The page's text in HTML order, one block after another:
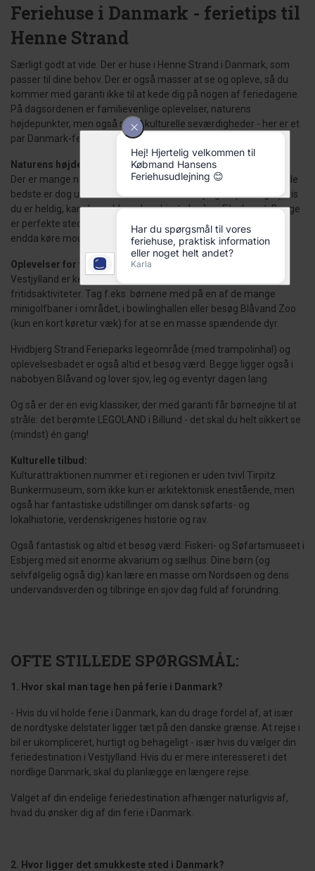
Feriehuse i Danmark - ferietips til
Henne Strand
Særligt godt at vide: Der er huse i Henne Strand i Danmark, som
passer til dine behov. Der er også masser at se og opleve, så du
kommer med garanti ikke til at kede dig på nogen af feriedagene.
På dagsordenen er familievenlige oplevelser, naturens
højdepunkter, men også store kulturelle seværdigheder - her er et
par Danmark-ferietips:
Naturens højdepunkter:
Der er mange naturattraktioner omkring Henne Strand. Blandt de
bedste er dog uden tvivl skovområdet i Blåbjerg Klitplantage (hvis
du er heldig, kan du endda se kronhjorte her) og Filsøhavet. Begge
er perfekte steder at slappe af, gå en tur eller cykle (man kan
endda køre mountainbike omkring Blåbjerg!).
Oplevelser for familier
Vestjylland er kendt for sine mange familievenlige
fritidsaktiviteter. Tag f.eks. børnene med på en af de mange
minigolfbaner i området, i bowlinghallen eller besøg Blåvand Zoo
(kun en kort køretur væk) for at se en masse spændende dyr.
Hvidbjerg Strand Ferieparks legeområde (med trampolinhal) og
oplevelsesbadet er også altid et besøg værd. Begge ligger også i
nabobyen Blåvand og lover sjov, leg og eventyr dagen lang.
Og så er der en evig klassiker, der med garanti får børneøjne til at
stråle: det berømte LEGOLAND i Billund - det skal du helt sikkert se
(mindst) én gang!
Kulturelle tilbud:
Kulturattraktionen nummer et i regionen er uden tvivl Tirpitz
Bunkermuseum, som ikke kun er arkitektonisk enestående, men
også har fantastiske udstillinger om dansk søfarts- og
lokalhistorie, verdenskrigenes historie og rav.
Også fantastisk og altid et besøg værd: Fiskeri- og Søfartsmuseet i
Esbjerg med sit enorme akvarium og sælhus. Dine børn (og
selvfølgelig også dig) kan lære en masse om Nordsøen og dens
undervandsverden og tilbringe en sjov dag fuld af forundring.
OFTE STILLEDE SPØRGSMÅL:
1. Hvor skal man tage hen på ferie i Danmark?
- Hvis du vil holde ferie i Danmark, kan du drage fordel af, at især
de nordtyske delstater ligger tæt på den danske grænse. At rejse i
bil er ukompliceret, hurtigt og behageligt - især hvis du vælger din
feriedestination i Vestjylland. Hvis du er mere interesseret i det
nordlige Danmark, skal du planlægge en længere rejse.
Valget af din endelige feriedestination afhænger naturligvis af,
hvad du ønsker dig af din ferie i Danmark.
2. Hvor ligger det smukkeste sted i Danmark?